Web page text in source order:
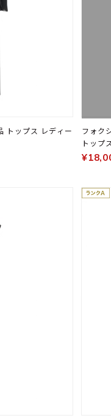
フォク
トップ